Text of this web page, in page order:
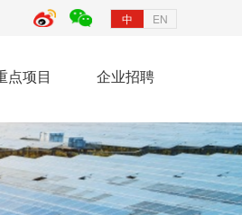
中 EN
点项目 企业招聘